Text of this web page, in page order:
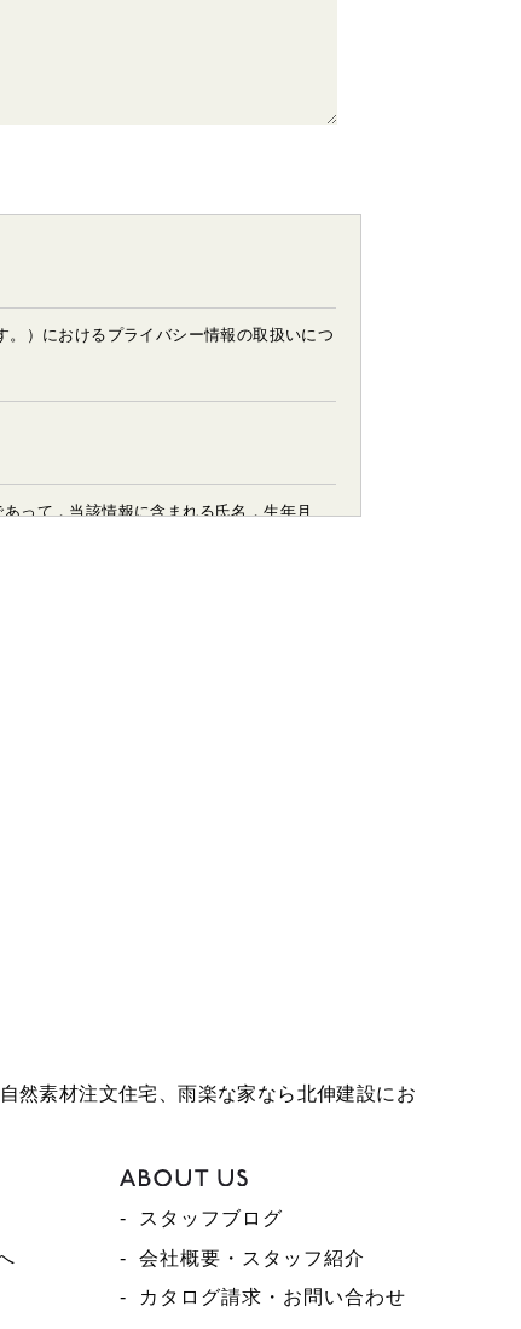
）におけるプライバシー情報の取扱いにつ
って，当該情報に含まれる氏名，生年月
ビスやご購入いただいた商品，ご覧になっ
登録情報，利用されたサービスや購入され
りするため，氏名や住所などの連絡先情
号，配達証明付き郵便の到達結果などの
住所，銀行口座番号やクレジットカード番
のご指示に基づいて他のサービスなど（提
然素材注文住宅、雨楽な家なら北伸建設にお
スタッフブログ
会社概要・スタッフ紹介
カタログ請求・お問い合わせ